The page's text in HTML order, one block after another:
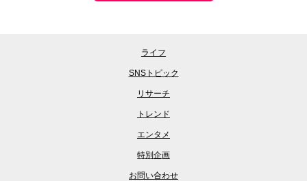
ライフ
SNSトピック
リサーチ
トレンド
エンタメ
特別企画
お問い合わせ